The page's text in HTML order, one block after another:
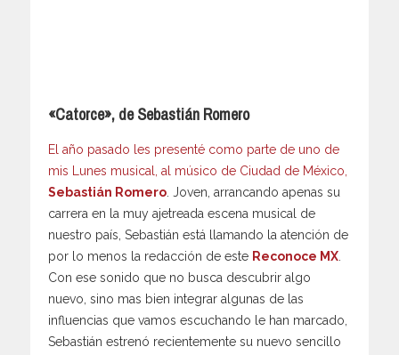
«Catorce», de Sebastián Romero
El año pasado les presenté como parte de uno de
mis Lunes musical, al músico de Ciudad de México,
Sebastián Romero . Joven, arrancando apenas su
carrera en la muy ajetreada escena musical de
nuestro país, Sebastián está llamando la atención de
por lo menos la redacción de este Reconoce MX
Con ese sonido que no busca descubrir algo
nuevo, sino mas bien integrar algunas de las
influencias que vamos escuchando le han marcado,
Sebastián estrenó recientemente su nuevo sencillo